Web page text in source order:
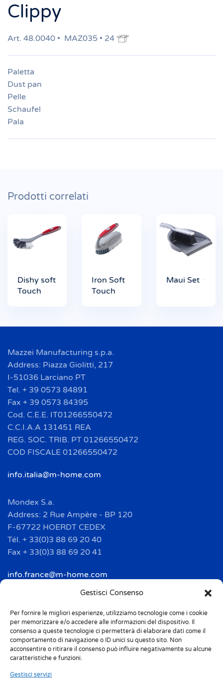
Gestisci Consenso
Per fornire le migliori esperienze, utilizziamo tecnologie come i cookie
per memorizzare e/o accedere alle informazioni del dispositivo. Il
consenso a queste tecnologie ci permetterà di elaborare dati come il
comportamento di navigazione o ID unici su questo sito. Non
acconsentire o ritirare il consenso può influire negativamente su alcune
caratteristiche e funzioni.
Gestisci servizi
Clippy
Art. 48.0040 • MAZ035 • 24
Paletta
Dust pan
Pelle
Schaufel
Pala
Prodotti correlati
Dishy soft
Touch
Iron Soft
Touch
Maui Set
Mazzei Manufacturing s.p.a.
Address: Piazza Giolitti, 217
I-51036 Larciano PT
Tel. + 39 0573 84891
Fax + 39 0573 84395
Cod. C.E.E. IT01266550472
C.C.I.A.A 131451 REA
REG. SOC. TRIB. PT 01266550472
COD FISCALE 01266550472
info.italia@m-home.com
Mondex S.a.
Address: 2 Rue Ampère - BP 120
F-67722 HOERDT CEDEX
Tél. + 33(0)3 88 69 20 40
Fax + 33(0)3 88 69 20 41
info.france@m-home.com
Address: Ctra de Girona, km. 101.5
E-17160 Angles (Girona)
Tel. + 34 9 72 42 32 50
Fax + 34 9 72 42 30 50
info.spain@m-home.com